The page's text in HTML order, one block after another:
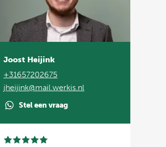
Joost Heijink
+31657202675
jheijink@mail.werkis.nl
Stel een vraag